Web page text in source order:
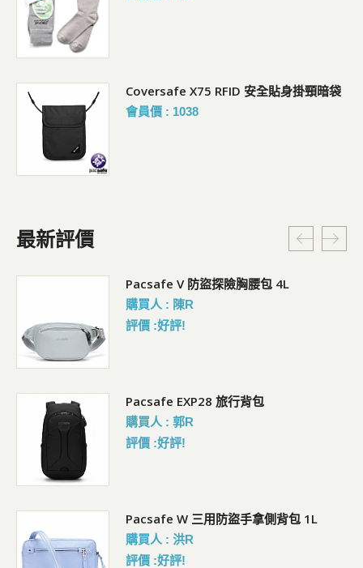
Coversafe X75 RFID 安全貼身掛頸暗袋
會員價 : 1038
最新評價
Pacsafe V 防盜探險胸腰包 4L
購買人 : 陳R
評價 :好評!
Pacsafe EXP28 旅行背包
購買人 : 郭R
評價 :好評!
Pacsafe W 三用防盜手拿側背包 1L
購買人 : 洪R
評價 :好評!